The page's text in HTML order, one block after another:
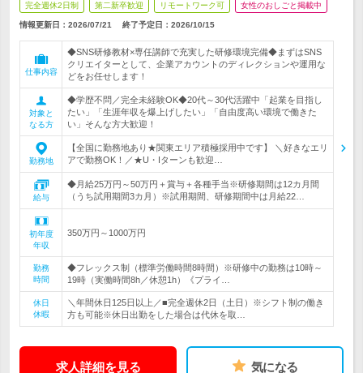
完全週休2日制 第二新卒歓迎 リモートワーク可 女性のおしごと掲載中
情報更新日：2026/07/21 終了予定日： 2026/10/15
仕事内容
◆SNS研修教材×専任講師で充実した研修環境完備◆まずはSNS
クリエイターとして、企業アカウントのディレクションや運用な
どをお任せします！
対象と
なる方
◆学歴不問／完全未経験OK◆20代～30代活躍中「起業を目指し
たい」「生涯年収を爆上げしたい」「自由度高い環境で働きた
い」そんな方大歓迎！
勤務地
【全国に勤務地あり★関東エリア積極採用中です】 ＼好きなエリ
アで勤務OK！／★U・Iターンも歓迎…
給与
◆月給25万円～50万円＋賞与＋各種手当※研修期間は12カ月間
（うち試用期間3カ月）※試用期間、研修期間中は月給22…
初年度
年収
350万円～1000万円
勤務
時間
◆フレックス制（標準労働時間8時間）※研修中の勤務は10時～
19時（実働時間8h／休憩1h）《プライ…
休日
休暇
＼年間休日125日以上／■完全週休2日（土日）※シフト制の働き
方も可能※休日出勤をした場合は代休を取…
求人詳細を見る 気になる